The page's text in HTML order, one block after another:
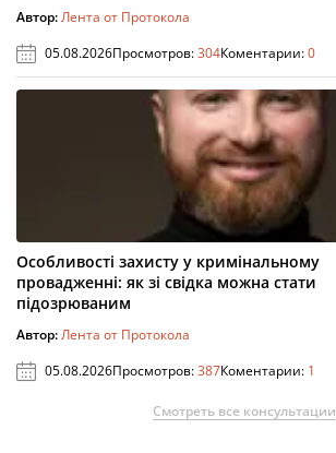
Автор:Лента от Протокола
05.08.2026Просмотров:304Коментарии:0
Особливості захисту у кримінальному
провадженні: як зі свідка можна стати
підозрюваним
Автор:Лента от Протокола
05.08.2026Просмотров:387Коментарии: 1
Смотреть все консультации